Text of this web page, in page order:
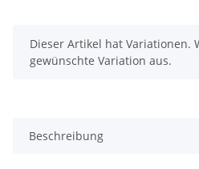
x
Dieser Artikel hat Variationen.
gewünschte Variation aus.
Beschreibung